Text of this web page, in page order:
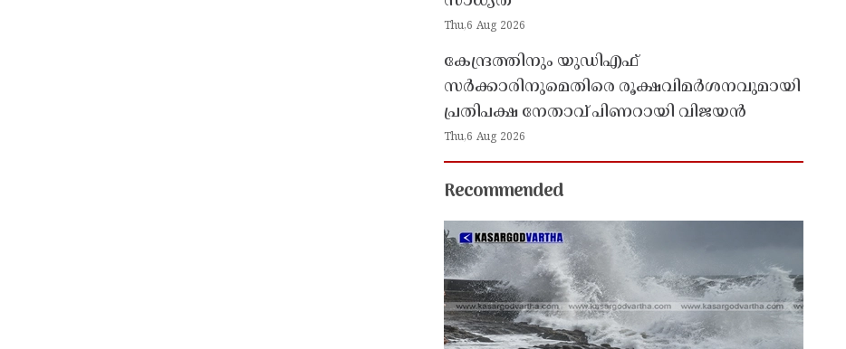
Thu,6 Aug 2026
കേന്ദ്രത്തിനും യുഡിഎഫ്
സർക്കാരിനുമെതിരെ രൂക്ഷവിമർശനവുമായി
പ്രതിപക്ഷ നേതാവ് പിണറായി വിജയൻ
Thu,6 Aug 2026
Recommended